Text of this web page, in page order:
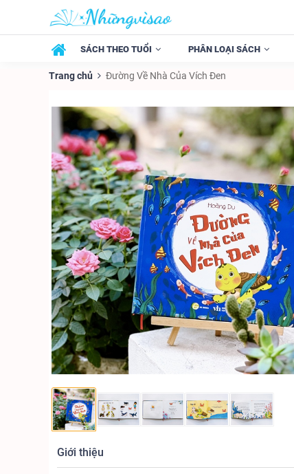
SÁCH THEO TUỔI PHÂN LOẠI SÁCH
Trang chủ Đường Về Nhà Của Vích Đen
Giới thiệu